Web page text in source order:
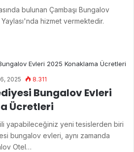
bulunan Çambaşı Bungalov
hizmet vermektedir.
2025 8.311
Bungalov Evleri
Ücretleri
yapabileceğiniz yeni tesislerden biri
bungalov evleri, aynı zamanda
Otel…